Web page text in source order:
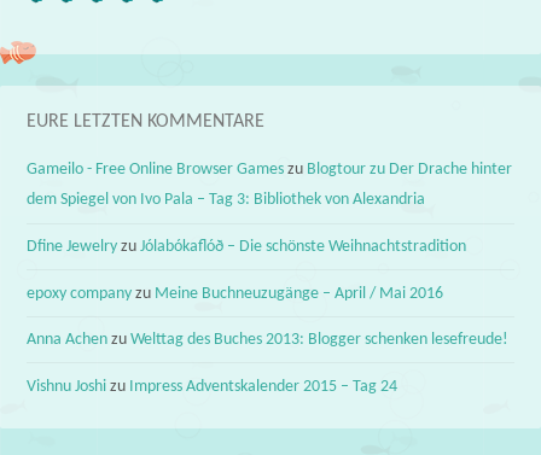
EURE LETZTEN KOMMENTARE
Gameilo - Free Online Browser Games zu Blogtour zu Der Drache hinter
dem Spiegel von Ivo Pala – Tag 3: Bibliothek von Alexandria
Dfine Jewelry zuJólabókaflóð – Die schönste Weihnachtstradition
epoxy company zu Meine Buchneuzugänge – April / Mai 2016
Anna Achen zuWelttag des Buches 2013: Blogger schenken lesefreude!
Vishnu Joshi zu Impress Adventskalender 2015 – Tag 24